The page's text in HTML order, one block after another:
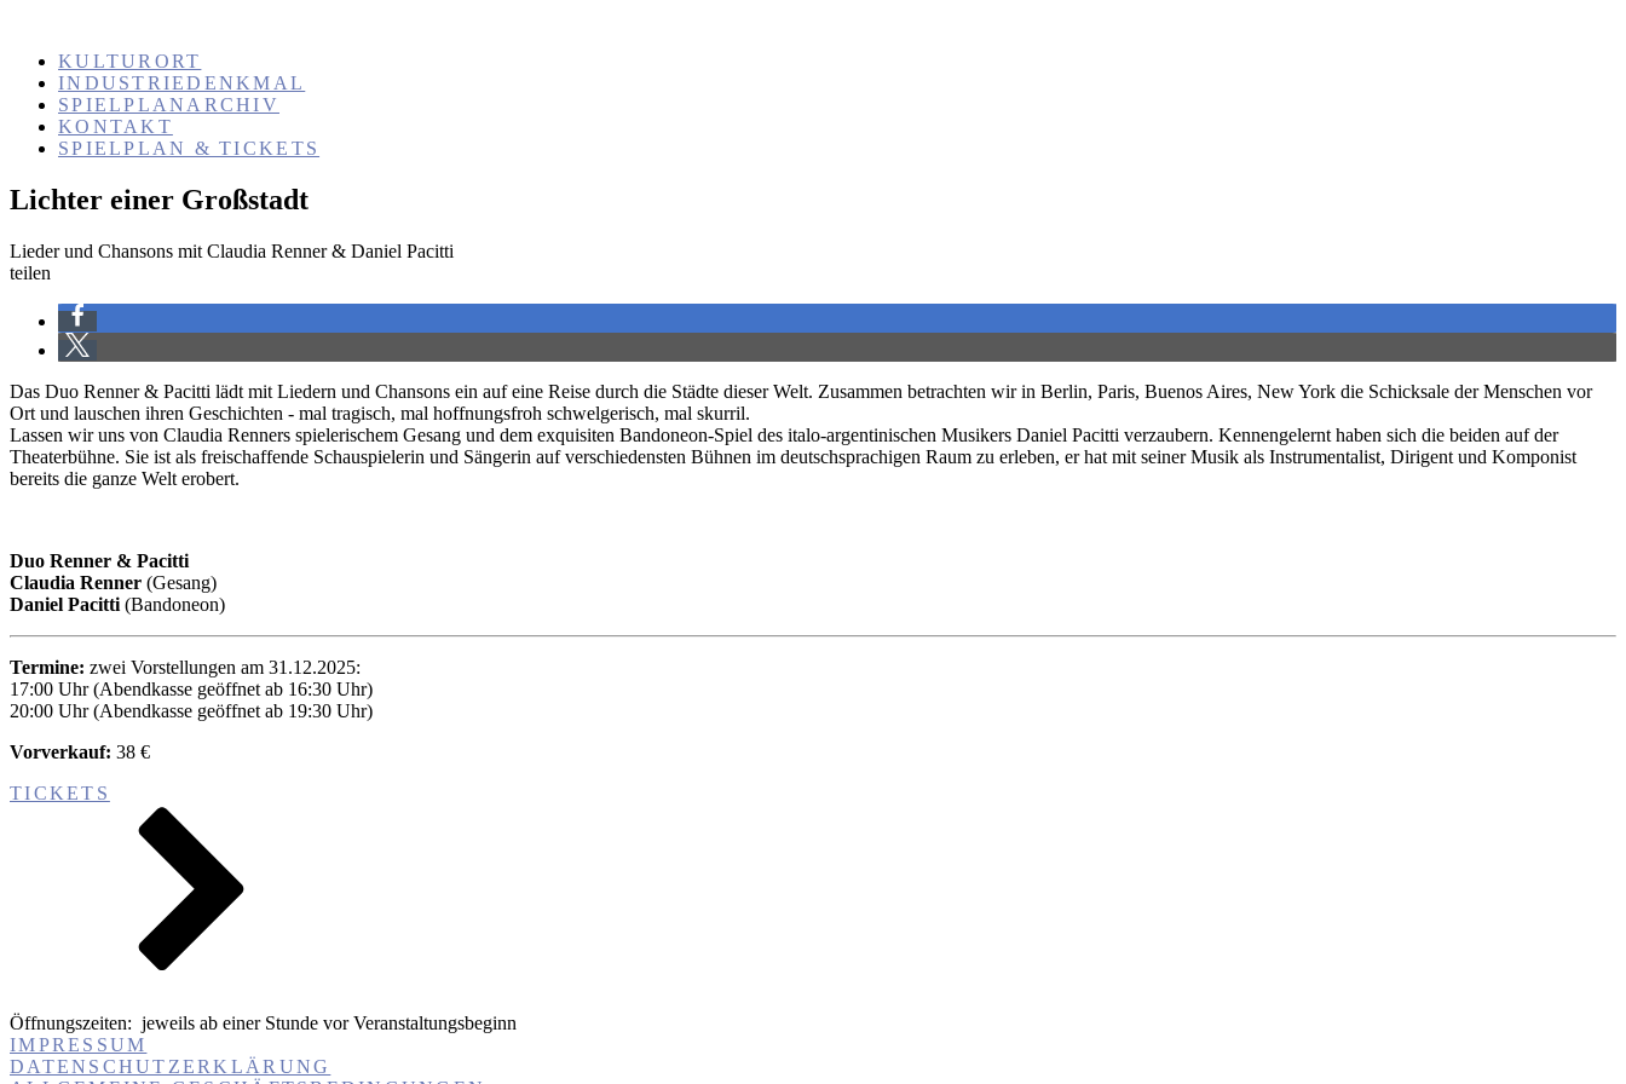
KULTURORT
INDUSTRIEDENKMAL
SPIELPLANARCHIV
KONTAKT
SPIELPLAN & TICKETS
Lichter einer Großstadt
Lieder und Chansons mit Claudia Renner & Daniel Pacitti
teilen
Das Duo Renner & Pacitti lädt mit Liedern und Chansons ein auf eine Reise durch die Städte dieser Welt. Zusammen betrachten wir in Berlin, Paris, Buenos Aires, New York die Schicksale der Menschen vor
Ort und lauschen ihren Geschichten - mal tragisch, mal hoffnungsfroh schwelgerisch, mal skurril.
Lassen wir uns von Claudia Renners spielerischem Gesang und dem exquisiten Bandoneon-Spiel des italo-argentinischen Musikers Daniel Pacitti verzaubern. Kennengelernt haben sich die beiden auf der
Theaterbühne. Sie ist als freischaffende Schauspielerin und Sängerin auf verschiedensten Bühnen im deutschsprachigen Raum zu erleben, er hat mit seiner Musik als Instrumentalist, Dirigent und Komponist
bereits die ganze Welt erobert.
Duo Renner & Pacitti
Claudia Renner (Gesang)
Daniel Pacitti (Bandoneon)
Termine: zwei Vorstellungen am 31.12.2025:
17:00 Uhr (Abendkasse geöffnet ab 16:30 Uhr)
20:00 Uhr (Abendkasse geöffnet ab 19:30 Uhr)
Vorverkauf: 38 €
TICKETS
Öffnungszeiten: jeweils ab einer Stunde vor Veranstaltungsbeginn
IMPRESSUM
DATENSCHUTZERKLÄRUNG